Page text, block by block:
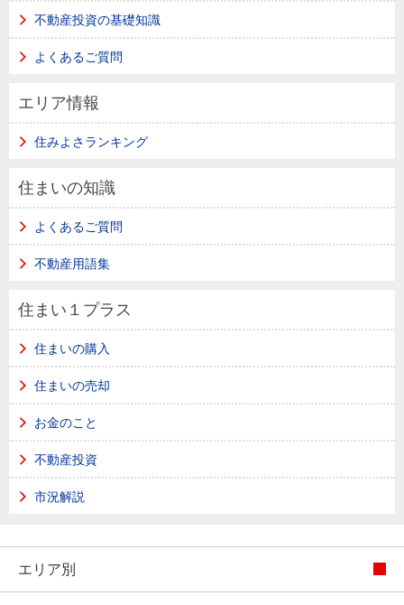
不動産投資の基礎知識
よくあるご質問
エリア情報
住みよさランキング
住まいの知識
よくあるご質問
不動産用語集
住まい１プラス
住まいの購入
住まいの売却
お金のこと
不動産投資
市況解説
エリア別